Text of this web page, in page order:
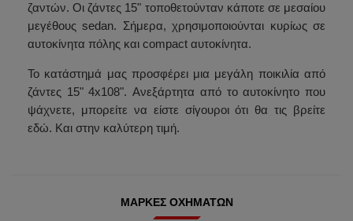
ζαντών. Οι ζάντες 15" τοποθετούνταν κάποτε σε μεσαίου
μεγέθους sedan. Σήμερα, χρησιμοποιούνται κυρίως σε
αυτοκίνητα πόλης και compact αυτοκίνητα.
Το κατάστημά μας προσφέρει μια μεγάλη ποικιλία από
ζάντες 15" 4x108". Ανεξάρτητα από το αυτοκίνητο που
ψάχνετε, μπορείτε να είστε σίγουροι ότι θα τις βρείτε
εδώ. Και στην καλύτερη τιμή.
ΜΆΡΚΕΣ ΟΧΗΜΆΤΩΝ